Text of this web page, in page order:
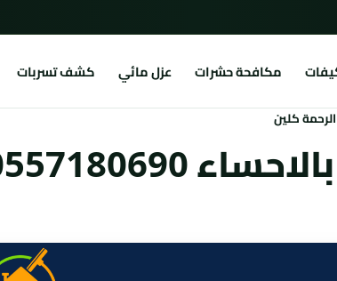
مكافحة حشرات عزل مائي كشف تسربات
| الرحمة كلين